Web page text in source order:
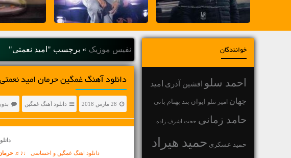
خوانندگان
احمد سلو افشین آذری امید
جهان امیر تتلو ایوان بند بهنام بانی
حامد زمانی حجت اشرف زاده
حمید عسکری حمید هیراد
نفیس موزیک » برچسب "امید نعمتی"
دانلود آهنگ غمگین حرمان امید
28 مارس 2018 دانلود آهنگ غمگین
دانلود اهنگ غمگین و احساسی ♩♪♬